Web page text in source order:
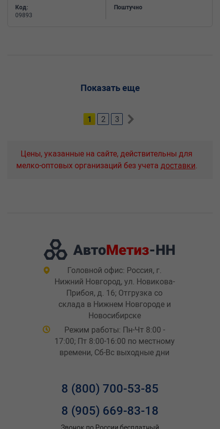
Код:
09893
Поштучно
Показать еще
1 2 3
Цены, указанные на сайте, действительны для
мелко-оптовых организаций без учета доставки.
Головной офис: Россия, г.
Нижний Новгород, ул. Новикова-
Прибоя, д. 16; Отгрузка со
склада в Нижнем Новгороде и
Новосибирске
Режим работы: Пн-Чт 8:00 -
17:00; Пт 8:00-16:00 по местному
времени, Сб-Вс выходные дни
8 (800) 700-53-85
8 (905) 669-83-18